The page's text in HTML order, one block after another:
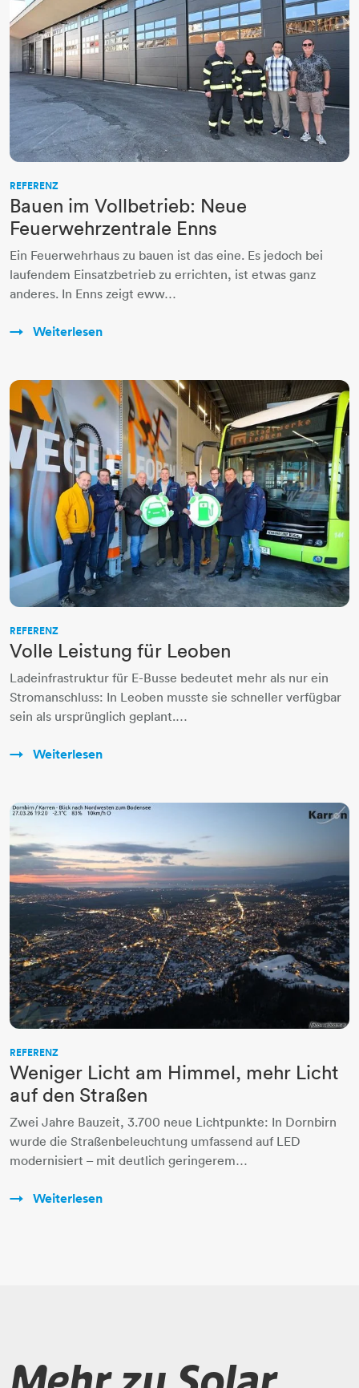
REFERENZ
Bauen im Vollbetrieb: Neue
Feuerwehrzentrale Enns
Ein Feuerwehrhaus zu bauen ist das eine. Es jedoch bei
laufendem Einsatzbetrieb zu errichten, ist etwas ganz
anderes. In Enns zeigt eww…
Weiterlesen
REFERENZ
Volle Leistung für Leoben
Ladeinfrastruktur für E-Busse bedeutet mehr als nur ein
Stromanschluss: In Leoben musste sie schneller verfügbar
sein als ursprünglich geplant.…
Weiterlesen
REFERENZ
Weniger Licht am Himmel, mehr Licht
auf den Straßen
Zwei Jahre Bauzeit, 3.700 neue Lichtpunkte: In Dornbirn
wurde die Straßenbeleuchtung umfassend auf LED
modernisiert – mit deutlich geringerem…
Weiterlesen